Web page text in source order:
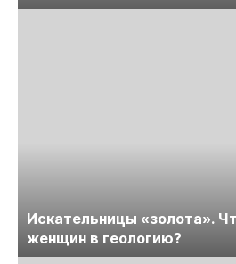
Искательницы «золота».
женщин в геологию?